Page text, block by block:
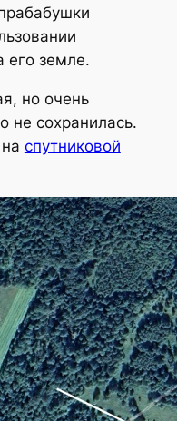
его земле.
но очень
не сохранилась.
спутниковой